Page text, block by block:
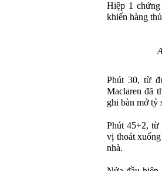
Hiệp 1
khiến hàng
Phút 30, từ
Maclaren đã
ghi bàn mở tỷ
Phút 45+2, từ
vị thoát
nhà.